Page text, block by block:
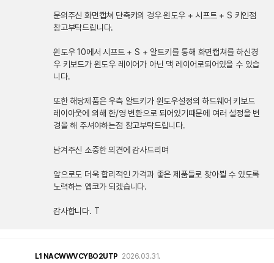
문의주신 화면캡쳐 단축키의 경우 윈도우 + 시프트 + S 키인점
참고부탁드립니다.
윈도우 10에서 시프트 + S + 알트키를 통해 화면캡쳐를 하신경
우 키보드가 윈도우 레이어가 아닌 맥 레이어로되어있을 수 있습
니다.
또한 해당제품은 우측 알트키가 윈도우설정의 하드웨어 키보드
레이아웃에 의해 한/영 변환으로 되어있기때문에 여러 설정을 변
경을 해 주셔야하는점 참고부탁드립니다.
남겨주신 소중한 의견에 감사드리며
앞으로도 더욱 합리적인 가격과 좋은 제품들로 찾아뵐 수 있도록
노력하는 앱코가 되겠습니다.
감사합니다. T
L1 NACWWVCYBO2UTP 2026.03.31.